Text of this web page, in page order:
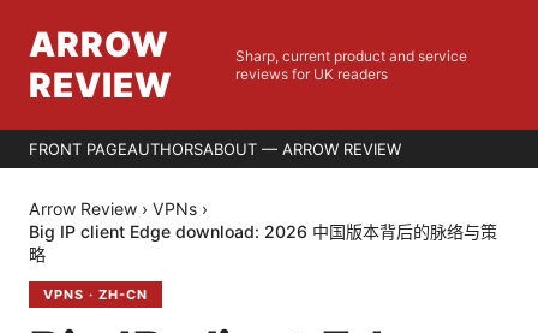
ARROW
REVIEW
Sharp, current product and service
reviews for UK readers
FRONT PAGEAUTHORSABOUT — ARROW REVIEW
Arrow Review › VPNs ›
Big IP client Edge download: 2026 中国版本背后的脉络与策
略
VPNS · ZH-CN